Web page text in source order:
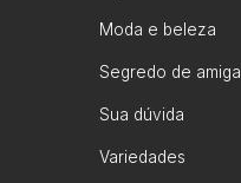
Moda e beleza
Segredo de amiga
Sua dúvida
Variedades